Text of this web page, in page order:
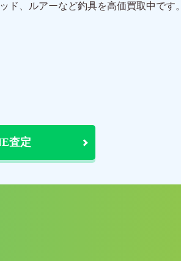
ド、ルアーなど釣具を高価買取中です。
査定